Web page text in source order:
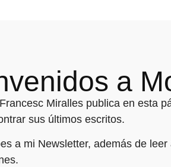
a
Miralles publica en esta
sus últimos escritos.
a mi Newsletter, además de